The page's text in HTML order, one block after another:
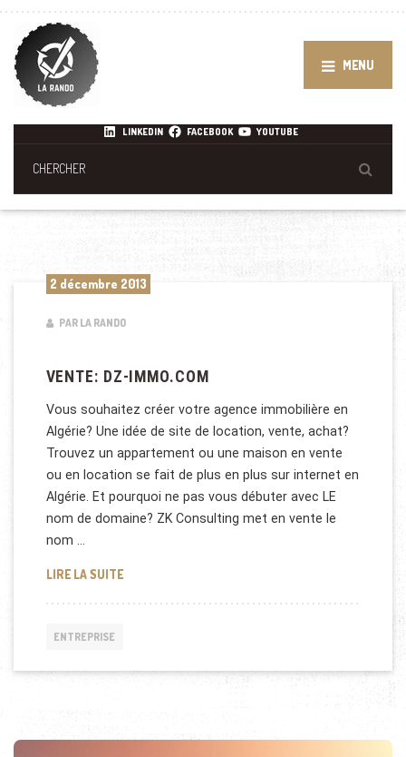
MENU
LINKEDIN FACEBOOK YOUTUBE
2 décembre 2013
PAR LA RANDO
VENTE: DZ-IMMO.COM
Vous souhaitez créer votre agence immobilière en
Algérie? Une idée de site de location, vente, achat?
Trouvez un appartement ou une maison en vente
ou en location se fait de plus en plus sur internet en
Algérie. Et pourquoi ne pas vous débuter avec LE
nom de domaine? ZK Consulting met en vente le
nom …
LIRE LA SUITEVENTE: DZ-IMMO.COM
ENTREPRISE